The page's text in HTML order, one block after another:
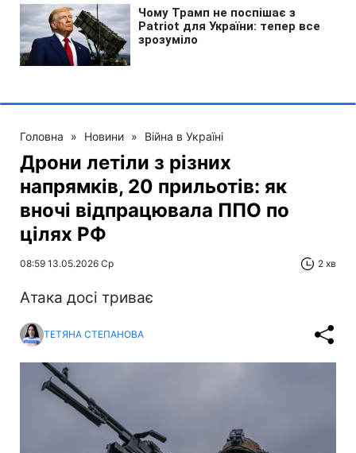
Головна » Новини » Війна в Україні
Дрони летіли з різних
напрямків, 20 прильотів: як
вночі відпрацювала ППО по
цілях РФ
08:59 13.05.2026 Ср 2 хв
Атака досі триває
ТЕТЯНА СТЕПАНОВА